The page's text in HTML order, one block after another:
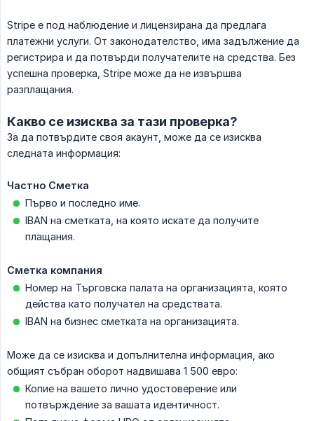
Stripe е под наблюдение и лицензирана да предлага
платежни услуги. От законодателство, има задължение да
регистрира и да потвърди получателите на средства. Без
успешна проверка, Stripe може да не извършва
разплащания.
Какво се изисква за тази проверка?
За да потвърдите своя акаунт, може да се изисква
следната информация:
Частно Сметка
Първо и последно име.
IBAN на сметката, на която искате да получите
плащания.
Сметка компания
Номер на Търговска палата на организацията, която
действа като получател на средствата.
IBAN на бизнес сметката на организацията.
Може да се изисква и допълнителна информация, ако
общият събран оборот надвишава 1 500 евро:
Копие на вашето лично удостоверение или
потвърждение за вашата идентичност.